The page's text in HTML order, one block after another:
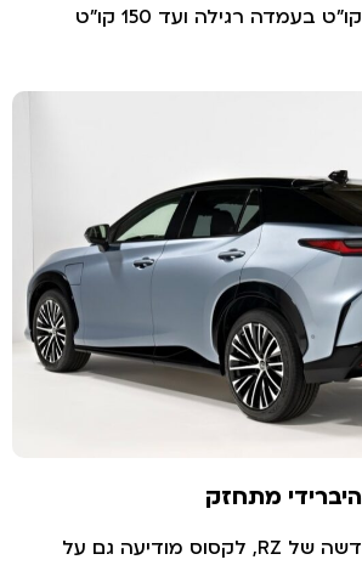
ויכולת טעינה של 11 קו"ט בעמדה רגילה ועד 150 קו"ט
במקביל לגרסה החדשה של RZ, לקסוס מודיעה גם על